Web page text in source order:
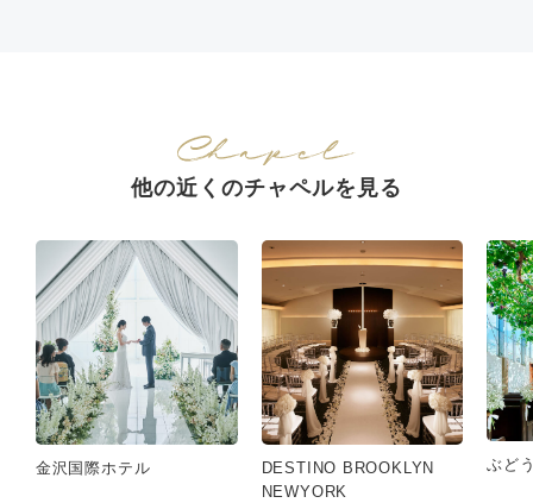
他の近くのチャペルを見る
金沢国際ホテル
DESTINO BROOKLYN
NEWYORK
ぶど